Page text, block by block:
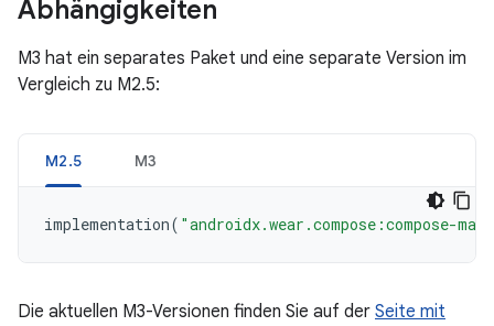
Abhängigkeiten
M3 hat ein separates Paket und eine separate Version im
Vergleich zu M2.5:
M2.5 M3
implementation( "androidx.wear.compose:compose-
Die aktuellen M3-Versionen finden Sie auf der Seite mit